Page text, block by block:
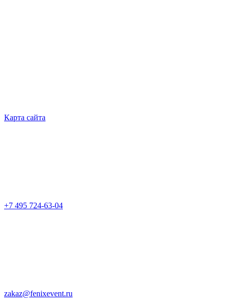
Карта сайта
+7 495 724-63-04
zakaz@fenixevent.ru